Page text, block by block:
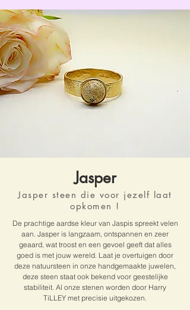
Jasper
Jasper steen die voor jezelf laat
opkomen !
De prachtige aardse kleur van Jaspis spreekt velen
aan. Jasper is langzaam, ontspannen en zeer
geaard, wat troost en een gevoel geeft dat alles
goed is met jouw wereld. Laat je overtuigen door
deze natuursteen in onze handgemaakte juwelen,
deze steen staat ook bekend voor geestelijke
stabiliteit. Al onze stenen worden door Harry
TiLLEY met precisie uitgekozen.